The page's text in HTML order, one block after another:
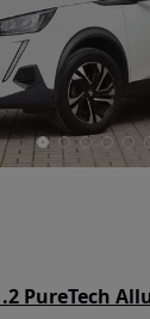
PureTech